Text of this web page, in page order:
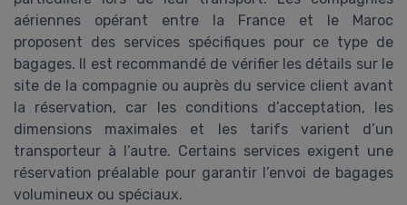
aériennes opérant entre la France et le Maroc
proposent des services spécifiques pour ce type de
bagages. Il est recommandé de vérifier les détails sur le
site de la compagnie ou auprès du service client avant
la réservation, car les conditions d’acceptation, les
dimensions maximales et les tarifs varient d’un
transporteur à l’autre. Certains services exigent une
réservation préalable pour garantir l’envoi de bagages
volumineux ou spéciaux.